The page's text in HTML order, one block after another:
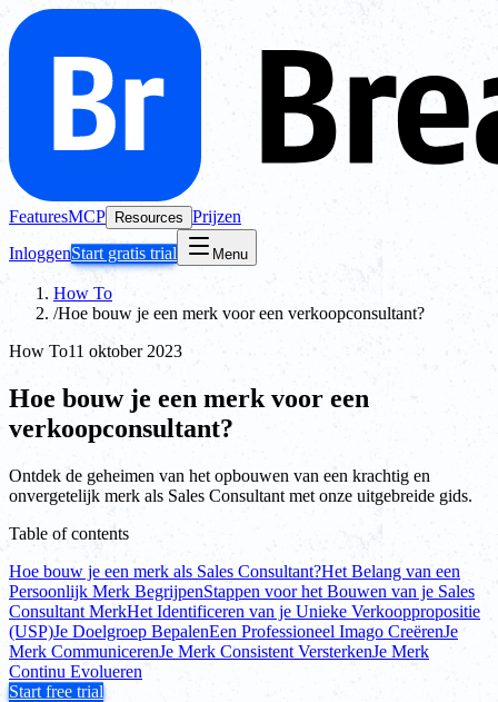
FeaturesMCP Resources Prijzen
InloggenStart gratis trial Menu
How To
/Hoe bouw je een merk voor een verkoopconsultant?
How To11 oktober 2023
Hoe bouw je een merk voor een
verkoopconsultant?
Ontdek de geheimen van het opbouwen van een krachtig en
onvergetelijk merk als Sales Consultant met onze uitgebreide gids.
Table of contents
Hoe bouw je een merk als Sales Consultant?Het Belang van een
Persoonlijk Merk BegrijpenStappen voor het Bouwen van je Sales
Consultant MerkHet Identificeren van je Unieke Verkooppropositie
(USP)Je Doelgroep BepalenEen Professioneel Imago CreërenJe
Merk CommunicerenJe Merk Consistent VersterkenJe Merk
Continu Evolueren
Start free trial